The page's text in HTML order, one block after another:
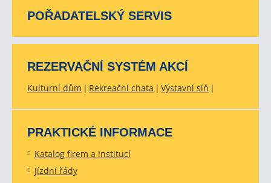
POŘADATELSKÝ SERVIS
REZERVAČNÍ SYSTÉM AKCÍ
Kulturní dům Rekreační chata Výstavní síň
PRAKTICKÉ INFORMACE
Katalog firem a institucí
Jízdní řády